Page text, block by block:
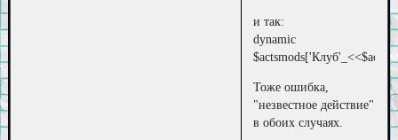
и так:
dynamic
Тоже ошибка,
"незвестное действие"
в обоих случаях.